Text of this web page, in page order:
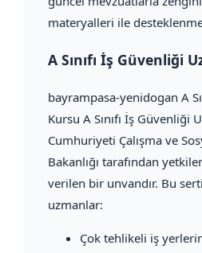
materyalleri ile
A Sınıfı İş Güvenliği
bayrampasa-yenidogan A
Kursu A Sınıfı İş Güvenliği
Cumhuriyeti Çalışma ve
Bakanlığı tarafından
verilen bir unvandır. Bu
uzmanlar:
Çok tehlikeli iş